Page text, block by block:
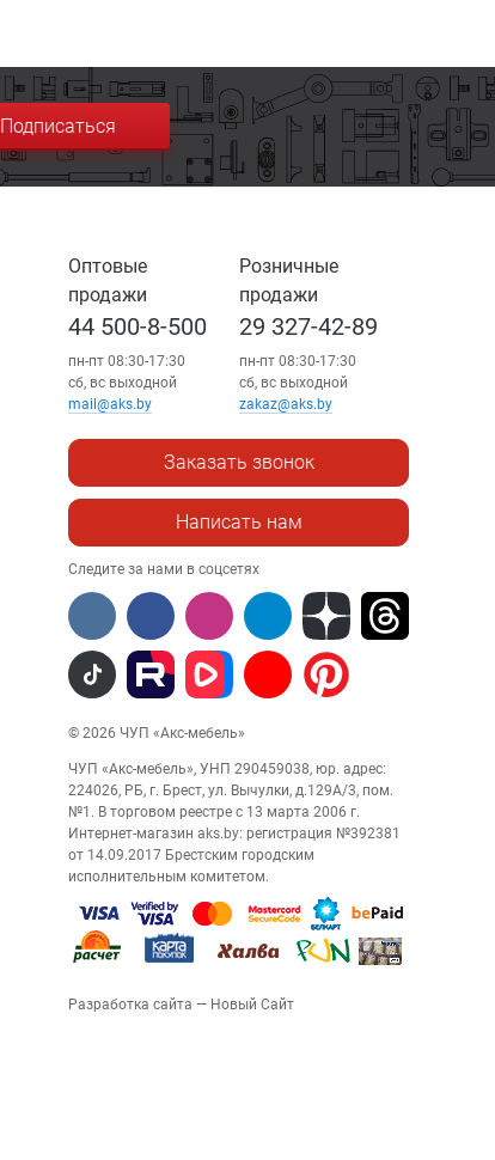
Подписаться
Оптовые
продажи
44 500-8-500
пн-пт 08:30-17:30
сб, вс выходной
mail@aks.by
Розничные
продажи
29 327-42-89
пн-пт 08:30-17:30
сб, вс выходной
zakaz@aks.by
Заказать звонок
Написать нам
Следите за нами в соцсетях
© 2026 ЧУП «Акс-мебель»
ЧУП «Акс-мебель», УНП 290459038, юр. адрес:
224026, РБ, г. Брест, ул. Вычулки, д.129А/3, пом.
№1. В торговом реестре с 13 марта 2006 г.
Интернет-магазин aks.by: регистрация №392381
от 14.09.2017 Брестским городским
исполнительным комитетом.
Разработка сайта — Новый Сайт